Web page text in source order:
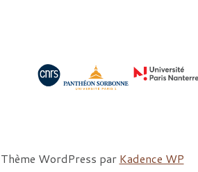
WordPress par Kadence WP